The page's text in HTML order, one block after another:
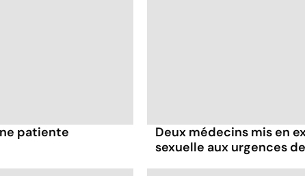
patiente
Deux médecins mis en
sexuelle aux urgences